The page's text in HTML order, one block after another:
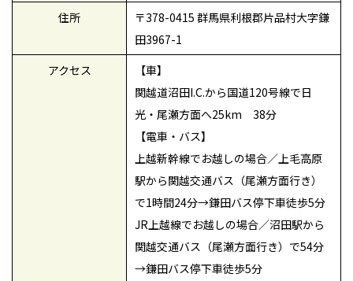
住所
〒378-0415 群馬県利根郡片品村大字鎌
田3967-1
アクセス
【車】
関越道沼田I.C.から国道120号線で日
光・尾瀬方面へ25km 38分
【電車・バス】
上越新幹線でお越しの場合／上毛高原
駅から関越交通バス（尾瀬方面行き）
で1時間24分→鎌田バス停下車徒歩5分
JR上越線でお越しの場合／沼田駅から
関越交通バス（尾瀬方面行き）で54分
→鎌田バス停下車徒歩5分